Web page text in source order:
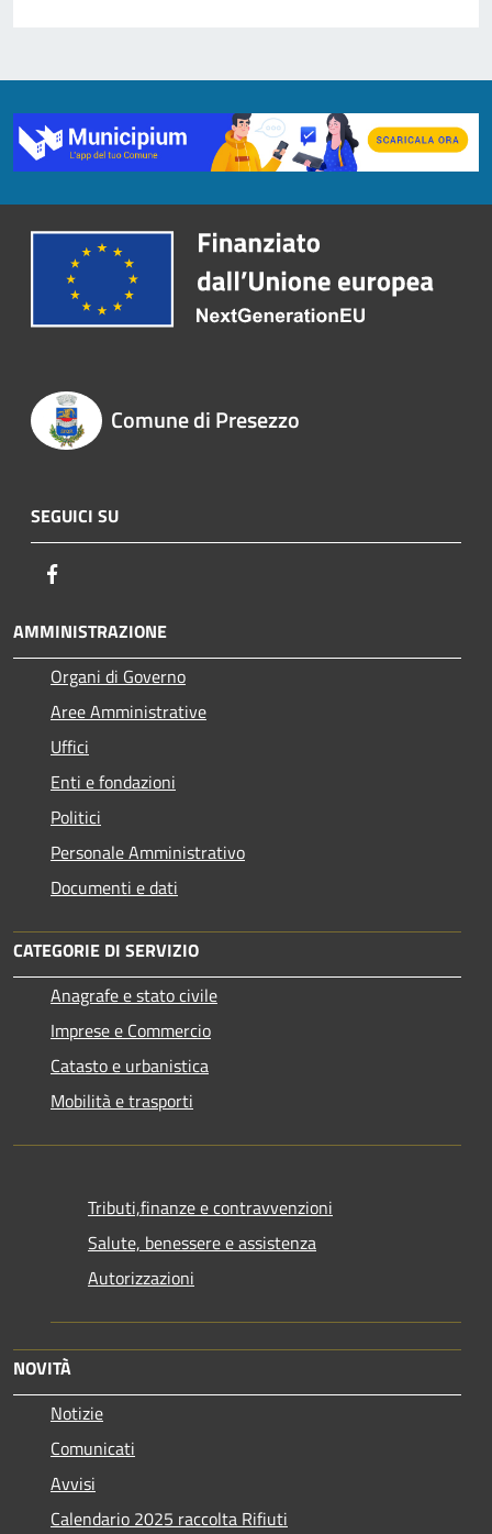
Comune di Presezzo
SEGUICI SU
AMMINISTRAZIONE
Organi di Governo
Aree Amministrative
Uffici
Enti e fondazioni
Politici
Personale Amministrativo
Documenti e dati
CATEGORIE DI SERVIZIO
Anagrafe e stato civile
Imprese e Commercio
Catasto e urbanistica
Mobilità e trasporti
Tributi,finanze e contravvenzioni
Salute, benessere e assistenza
Autorizzazioni
NOVITÀ
Notizie
Comunicati
Avvisi
Calendario 2025 raccolta Rifiuti